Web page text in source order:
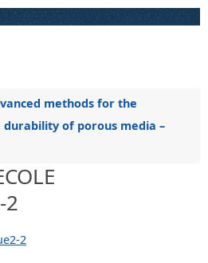
methods for the
of porous media –
2
2